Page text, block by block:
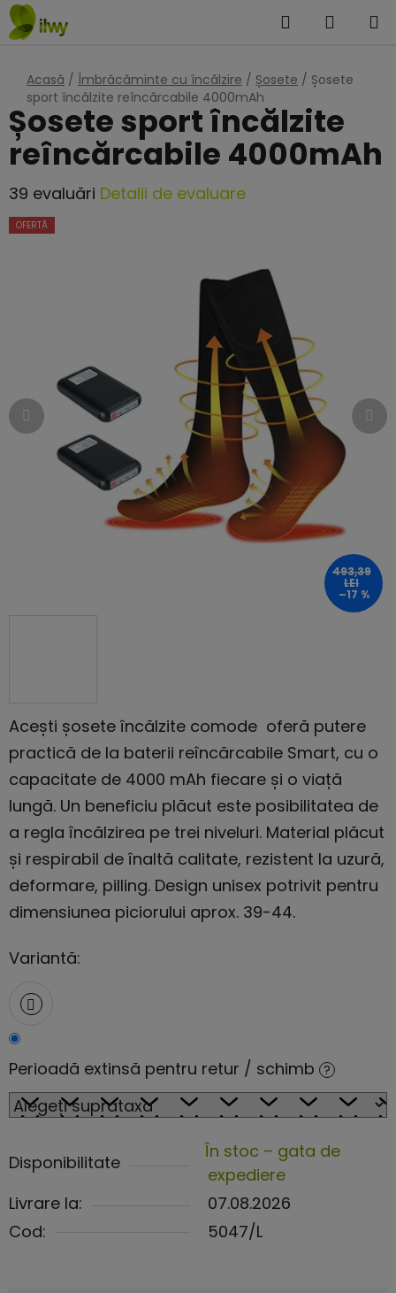
Treci
la
CăutareCOŞ
Acasă / Îmbrăcăminte cu încălzire / Șosete / Șosete
sport încălzite reîncărcabile 4000mAh
Acești șosete încălzite comode oferă putere
practică de la baterii reîncărcabile Smart, cu o
capacitate de 4000 mAh fiecare și o viață
lungă. Un beneficiu plăcut este posibilitatea de
a regla încălzirea pe trei niveluri. Material plăcut
și respirabil de înaltă calitate, rezistent la uzură,
deformare, pilling. Design unisex potrivit pentru
dimensiunea piciorului aprox. 39-44.
Variantă:
Perioadă extinsă pentru retur / schimb ?
Disponibilitate
În stoc – gata de
expediere
Livrare la:
07.08.2026
Cod:
5047/L
Șosete sport încălzite
reîncărcabile 4000mAh
Evaluarea
medie
stele.
39 evaluări Detalii de evaluare
OFERTĂ
493,39
LEI
–17 %